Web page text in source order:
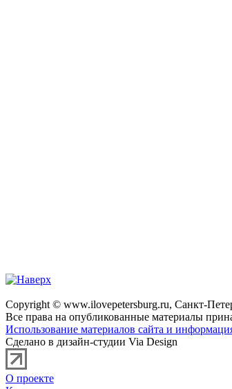
Copyright © www.ilovepetersburg.ru, Санкт-
Все права на опубликованные материалы
Использование материалов сайта и
Сделано в дизайн-студии Via Design
О проекте